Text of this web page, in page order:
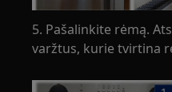
5. Pašalinkite rėmą.
varžtus, kurie tvirtina